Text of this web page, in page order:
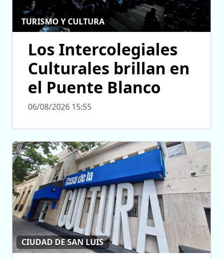
TURISMO Y CULTURA
Los Intercolegiales
Culturales brillan en
el Puente Blanco
06/08/2026 15:55
CIUDAD DE SAN LUIS